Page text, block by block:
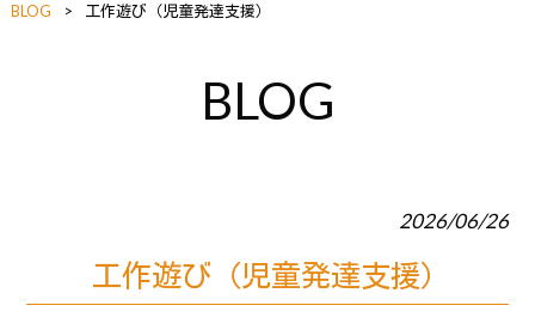
BLOG
> 工作遊び（児童発達支援）
BLOG
2026/06/26
工作遊び（児童発達支援）